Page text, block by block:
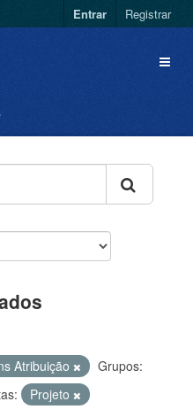
Entrar Registrar
Atribuição
Grupos:
Projeto